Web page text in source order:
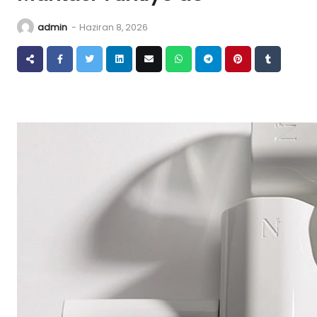
admin - Haziran 8, 2026